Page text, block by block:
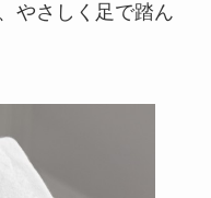
やさしく足で踏ん